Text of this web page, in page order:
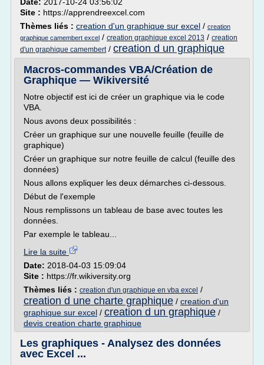
Site : https://apprendreexcel.com
Thèmes liés : creation d'un graphique sur excel / creation
graphique camembert excel / creation graphique excel 2013 / creation
d'un graphique camembert/ creation d un graphique
Macros-commandes VBA/Création de
Graphique — Wikiversité
Notre objectif est ici de créer un graphique via le code
VBA.
Nous avons deux possibilités :
Créer un graphique sur une nouvelle feuille (feuille de
graphique)
Créer un graphique sur notre feuille de calcul (feuille des
données)
Nous allons expliquer les deux démarches ci-dessous.
Début de l'exemple
Nous remplissons un tableau de base avec toutes les
données.
Par exemple le tableau...
Lire la suite
Date: 2018-04-03 15:09:04
Site : https://fr.wikiversity.org
Thèmes liés : creation d'un graphique en vba excel /
creation d une charte graphique / creation d'un
graphique sur excel / creation d un graphique /
devis creation charte graphique
Les graphiques - Analysez des données
avec Excel ...